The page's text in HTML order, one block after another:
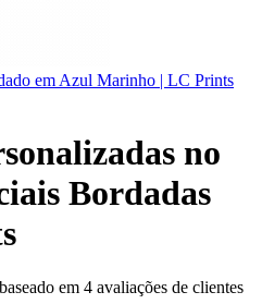
em Azul Marinho | LC Prints
no
Bordadas
em 4 avaliações de clientes